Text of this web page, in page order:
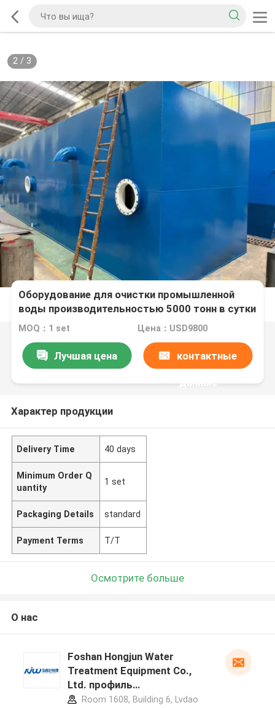
2/ 3
Оборудование для очистки промышленной
воды производительностью 5000 тонн в сутки
с сертификацией ISO19001 и возможностью
MOQ：1 set Цена：USD9800
Лучшая цена контактные
данные
Характер продукции
Delivery Time 40 days
Minimum Order Q
uantity
1 set
Packaging Details standard
Payment Terms T/T
Осмотрите больше
О нас
Foshan Hongjun Water
Treatment Equipment Co.,
Ltd. профиль
производителя
Room 1608, Building 6, Lvdao